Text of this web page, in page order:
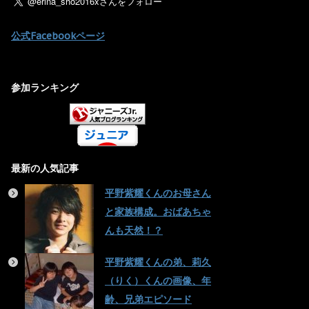
公式Facebookページ
参加ランキング
最新の人気記事
平野紫耀くんのお母さん
と家族構成。おばあちゃ
んも天然！？
平野紫耀くんの弟、莉久
（りく）くんの画像、年
齢、兄弟エピソード